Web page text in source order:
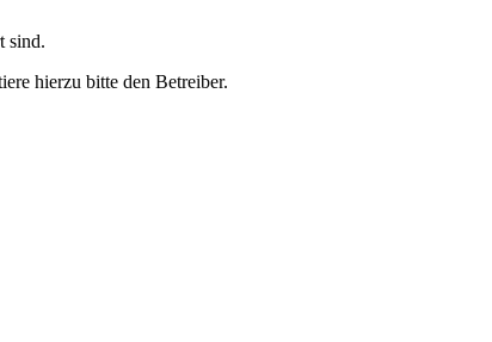
sind.
hierzu bitte den Betreiber.